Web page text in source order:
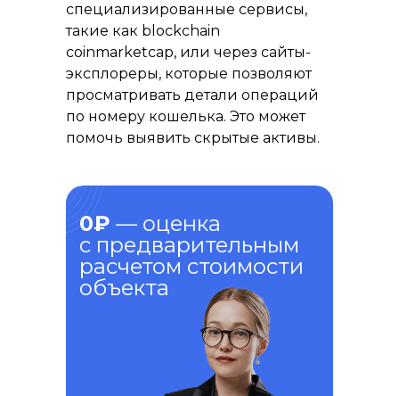
0₽ — оценка
с предварительным
расчетом стоимости
объекта
специализированные сервисы,
такие как blockchain
coinmarketcap, или через сайты-
эксплореры, которые позволяют
просматривать детали операций
по номеру кошелька. Это может
помочь выявить скрытые активы.